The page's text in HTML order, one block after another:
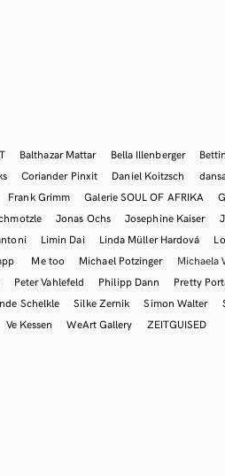
Balthazar Mattar Bella Illenberger
Coriander Pinxit Daniel Koitzsch
Frank Grimm Galerie SOUL OF AFRIKA
Jonas Ochs Josephine Kaiser
Limin Dai Linda Müller Hardová
Me too Michael Potzinger Michaela
Peter Vahlefeld Philipp Dann Pretty
Schelkle Silke Zernik Simon Walter
Ve Kessen WeArt Gallery ZEITGUISED